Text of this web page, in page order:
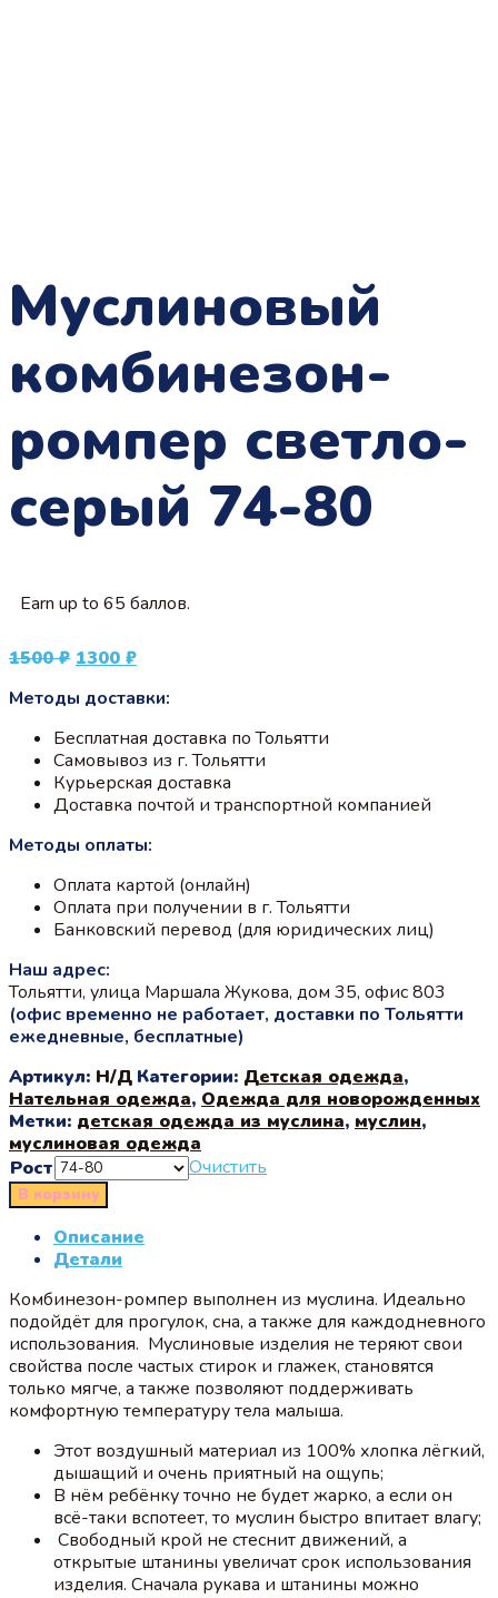
Муслиновый
комбинезон-
ромпер светло-
серый 74-80
Earn up to 65 баллов.
1500₽ Первоначальная
составляла
1300 ₽Текущая
1300 ₽.
Методы доставки:
Бесплатная доставка по Тольятти
Самовывоз из г. Тольятти
Курьерская доставка
Доставка почтой и транспортной компанией
Методы оплаты:
Оплата картой (онлайн)
Оплата при получении в г. Тольятти
Банковский перевод (для юридических лиц)
Наш адрес:
Тольятти, улица Маршала Жукова, дом 35, офис 803
(офис временно не работает, доставки по Тольятти
ежедневные, бесплатные)
Артикул: Н/Д Категории: Детская одежда,
Нательная одежда, Одежда для новорожденных
Метки: детская одежда из муслина, муслин,
муслиновая одежда
Рост
Очистить
В корзину
Описание
Детали
Комбинезон-ромпер выполнен из муслина. Идеально
подойдёт для прогулок, сна, а также для каждодневного
использования. Муслиновые изделия не теряют свои
свойства после частых стирок и глажек, становятся
только мягче, а также позволяют поддерживать
комфортную температуру тела малыша.
Этот воздушный материал из 100% хлопка лёгкий,
дышащий и очень приятный на ощупь;
В нём ребёнку точно не будет жарко, а если он
всё-таки вспотеет, то муслин быстро впитает влагу;
Свободный крой не стеснит движений, а
открытые штанины увеличат срок использования
изделия. Сначала рукава и штанины можно